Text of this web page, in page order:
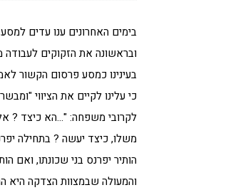
בימים האחרונים ענו עדים
ובראשונה את הזקוקים לעבודה
בעינינו כמסע פרסום הקשור
כי עלינו לקיים את הציווי
לקרובי משפחה: "…הא כיצד ?
משלו, כיצד יעשה ? בתחילה
הותיר יפרנס בני שכונתו, ואם
והמעולה שבמצוות הצדקה היא